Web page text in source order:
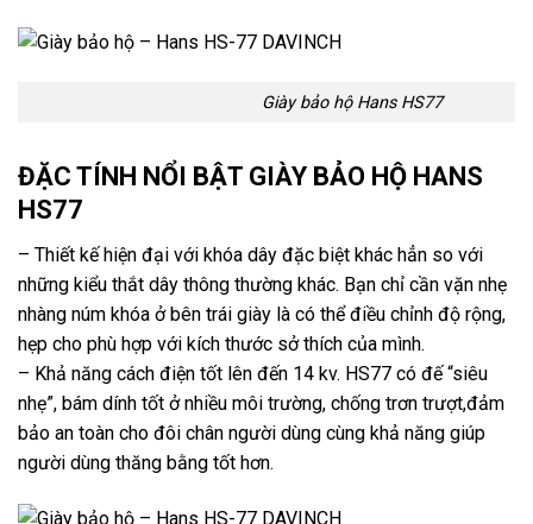
Giày bảo hộ Hans HS77
ĐẶC TÍNH NỔI BẬT GIÀY BẢO HỘ HANS
HS77
– Thiết kế hiện đại với khóa dây đặc biệt khác hẳn so với
những kiểu thắt dây thông thường khác. Bạn chỉ cần vặn nhẹ
nhàng núm khóa ở bên trái giày là có thể điều chỉnh độ rộng,
hẹp cho phù hợp với kích thước sở thích của mình.
– Khả năng cách điện tốt lên đến 14 kv. HS77 có đế “siêu
nhẹ”, bám dính tốt ở nhiều môi trường, chống trơn trượt,đảm
bảo an toàn cho đôi chân người dùng cùng khả năng giúp
người dùng thăng bằng tốt hơn.